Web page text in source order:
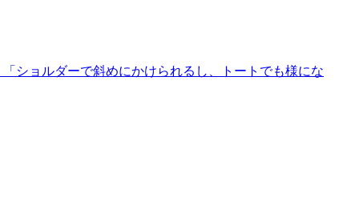
ショルダーで斜めにかけられるし、トートでも様にな